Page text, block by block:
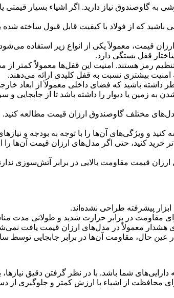
گاوصندوق نیاز دارید. اگر اشیاء بسیار قیمتی
باشید که از فولاد با کیفیت قابل قبول ساخته
قیمت، معمولاً یکی از انواع زیر استفاده
قفل بستگی دارد.
رمز هستند. امنیت این قفل‌ها معمولاً کمتر
بیشتری نسبت به قفل کلیدی ارائه می‌دهند.
داشته باشید که فضای داخلی معمولاً از ابعاد
زمین یا دیوار را داشته باشد تا از جابجایی
مختلف گاوصندوق ارزان قیمت مطالعه
و ویژگی‌های آن‌ها را با توجه به بودجه و
خرید کنید، حتی اگر مدل‌های ارزان قیمت آن‌ها را
قیمت مقاومت بالایی در برابر آتش‌سوزی
پیشرفته طراحی نشده‌اند.
مقاومت در برابر حرارت شدید و طولانی مدت
هشدار معمولاً در مدل‌های ارزان قیمت یافت
عین حال، مقاومت آن‌ها در برابر جابجایی
شما باشد. با در نظر گرفتن دقیق
محافظت از اشیاء با ارزش کمتر و جلوگیری از